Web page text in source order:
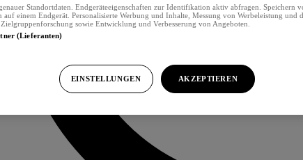
Standortdaten. Endgeräteeigenschaften zur Identifikation aktiv abfragen. Speichern
einem Endgerät. Personalisierte Werbung und Inhalte, Messung von Werbeleistung und
sowie Entwicklung und Verbesserung von Angeboten.
(Lieferanten)
EINSTELLUNGEN AKZEPTIEREN